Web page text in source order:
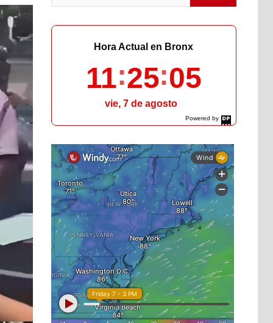
Powered by
DaysPedia.com
Hora Actual en Bronx
11 25 06
vie, 7 de agosto